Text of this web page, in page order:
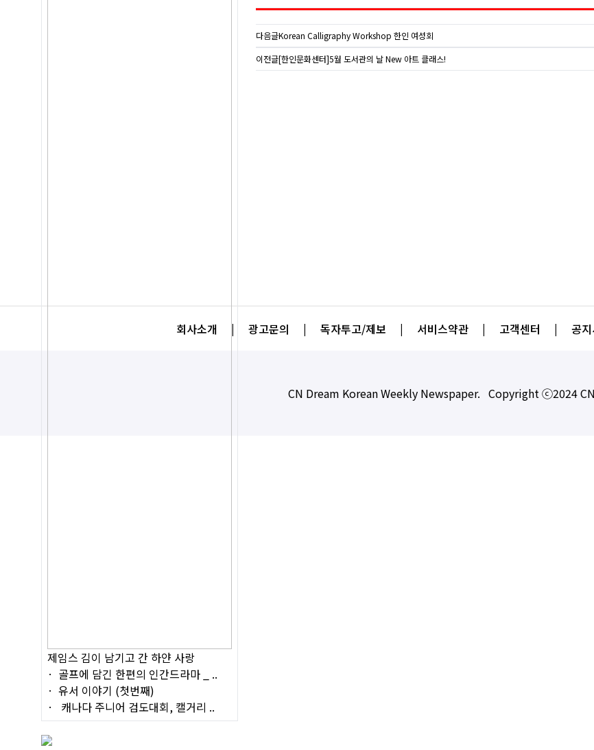
제임스 김이 남기고 간 하얀 사랑
골프에 담긴 한편의 인간드라마 _ ..
유서 이야기 (첫번째)
캐나다 주니어 검도대회, 캘거리 ..
다음글Korean Calligraphy Workshop 한인 여성회
이전글[한인문화센터]5월 도서관의 날 New 아트 클래스!
회사소개 | 광고문의 | 독자투고/제보 | 서비스약관 | 고객센터 | 공
CN Dream Korean Weekly Newspaper. Copyright ⓒ2024